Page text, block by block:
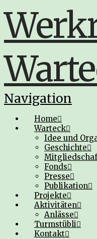
Navigation
Home
Warteck
Idee und
Geschichte
Fonds
Presse
Publikation
Projekte
Aktivitäten
Anlässe
Turmstübli
Kontakt